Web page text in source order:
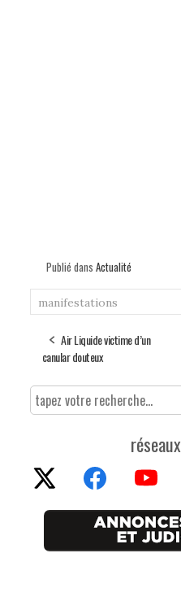
Publié dans Actualité
manifestations
Air Liquide victime d’un
canular douteux